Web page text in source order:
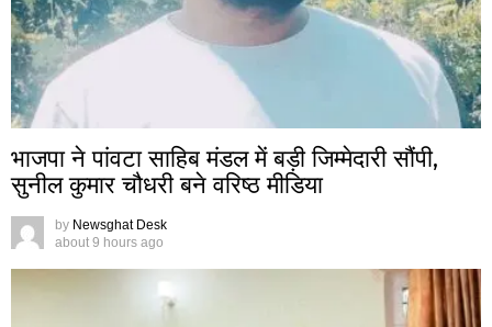
भाजपा ने पांवटा साहिब मंडल में बड़ी जिम्मेदारी सौंपी,
सुनील कुमार चौधरी बने वरिष्ठ मीडिया
by Newsghat Desk
about 9 hours ago